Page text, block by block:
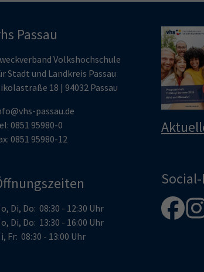
Passau
Volkshochschule
Stadt und Landkreis Passau
18 | 94032 Passau
passau.de
0851 95980-0
0851 95980-12
Di, Do: 08:30 - 12:30 Uhr
Di, Do: 13:30 - 16:00 Uhr
Fr: 08:30 - 13:00 Uhr